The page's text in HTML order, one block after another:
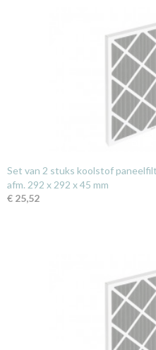
Set van 2 stuks koolstof
afm. 292 x 292 x 45 mm
€ 25,52